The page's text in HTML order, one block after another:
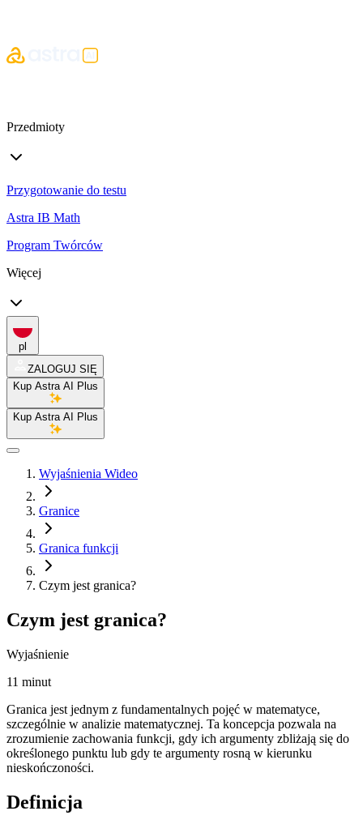
Przedmioty
Przygotowanie do testu
Astra IB Math
Program Twórców
Więcej
pl
ZALOGUJ SIĘ
Kup Astra AI Plus
Kup Astra AI Plus
Wyjaśnienia Wideo
Granice
Granica funkcji
Czym jest granica?
Czym jest granica?
Wyjaśnienie
11 minut
Granica jest jednym z fundamentalnych pojęć w matematyce,
szczególnie w analizie matematycznej. Ta koncepcja pozwala na
zrozumienie zachowania funkcji, gdy ich argumenty zbliżają się do
określonego punktu lub gdy te argumenty rosną w kierunku
nieskończoności.
Definicja